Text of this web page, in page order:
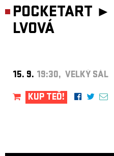
POCKETART ►
LVOVÁ
15. 9. 19:30, VELKÝ SÁL
KUP TEĎ!